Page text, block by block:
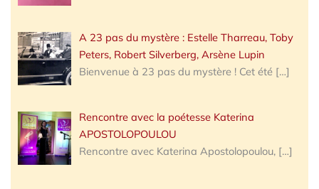
A 23 pas du mystère : Estelle Tharreau, Toby
Peters, Robert Silverberg, Arsène Lupin
Bienvenue à 23 pas du mystère ! Cet été […]
Rencontre avec la poétesse Katerina
APOSTOLOPOULOU
Rencontre avec Katerina Apostolopoulou, […]